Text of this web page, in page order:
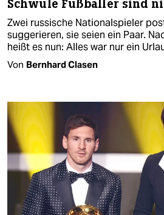
Schwule Fußballer sind
Zwei russische Nationalspieler
suggerieren, sie seien ein Paar.
heißt es nun: Alles war nur ein
Von Bernhard Clasen